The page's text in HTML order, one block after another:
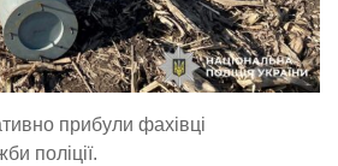
прибули фахівці
поліції.